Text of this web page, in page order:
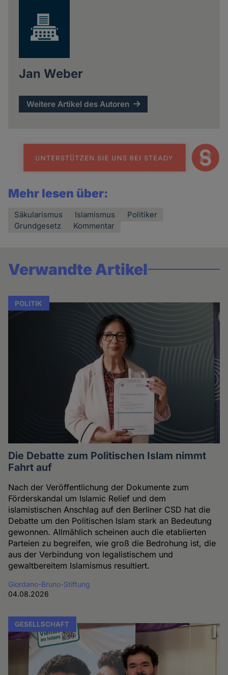
Jan Weber
Weitere Artikel des Autoren
Mehr lesen über:
Säkularismus Islamismus
Politiker
Grundgesetz
Kommentar
Verwandte Artikel
POLITIK
Die Debatte zum Politischen Islam nimmt
Fahrt auf
Nach der Veröffentlichung der Dokumente zum
Förderskandal um Islamic Relief und dem
islamistischen Anschlag auf den Berliner CSD hat die
Debatte um den Politischen Islam stark an Bedeutung
gewonnen. Allmählich scheinen auch die etablierten
Parteien zu begreifen, wie groß die Bedrohung ist, die
aus der Verbindung von legalistischem und
gewaltbereitem Islamismus resultiert.
Giordano-Bruno-Stiftung
04.08.2026
GESELLSCHAFT